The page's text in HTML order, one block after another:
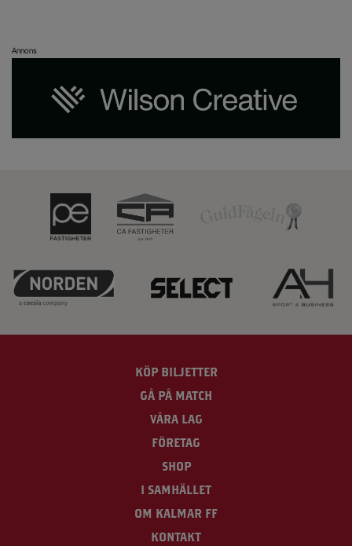
Annons
KÖP BILJETTER
GÅ PÅ MATCH
VÅRA LAG
FÖRETAG
SHOP
I SAMHÄLLET
OM KALMAR FF
KONTAKT